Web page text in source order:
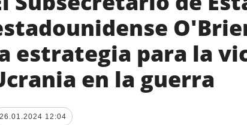
sobre la agencia
contacto
condiciones de
suscripción
servicios
estrategia para la
en la guerra
26.01.2024 12:04